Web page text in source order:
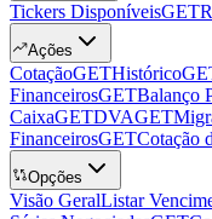
Tickers DisponíveisGET
Ações
CotaçãoGETHistórico
FinanceirosGETBalanço
CaixaGETDVAGET
FinanceirosGETCotação
Opções
Visão GeralListar